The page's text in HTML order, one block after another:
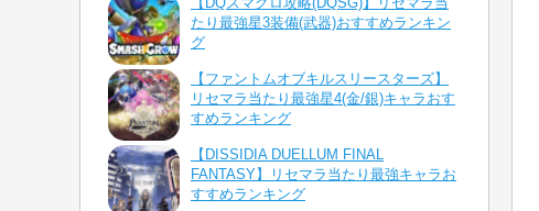
たり最強星3装備(武器)おすすめランキン
グ
【ファントムオブキルスリースターズ】
リセマラ当たり最強星4(金/銀)キャラおす
すめランキング
【DISSIDIA DUELLUM FINAL
FANTASY】リセマラ当たり最強キャラお
すすめランキング